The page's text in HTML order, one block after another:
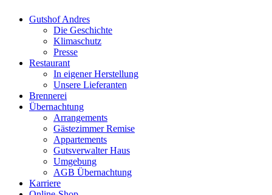
Gutshof Andres
Die Geschichte
Klimaschutz
Presse
Restaurant
In eigener Herstellung
Unsere Lieferanten
Brennerei
Übernachtung
Arrangements
Gästezimmer Remise
Appartements
Gutsverwalter Haus
Umgebung
AGB Übernachtung
Karriere